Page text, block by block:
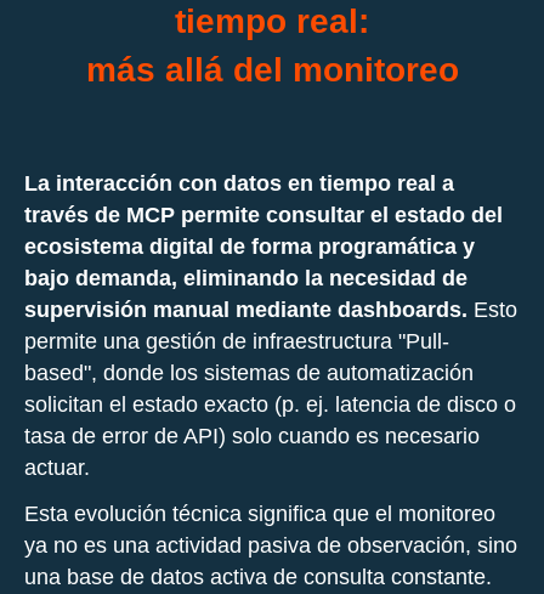
tiempo real:
más allá del monitoreo
La interacción con datos en tiempo real a
través de MCP permite consultar el estado del
ecosistema digital de forma programática y
bajo demanda, eliminando la necesidad de
supervisión manual mediante dashboards. Esto
permite una gestión de infraestructura "Pull-
based", donde los sistemas de automatización
solicitan el estado exacto (p. ej. latencia de disco o
tasa de error de API) solo cuando es necesario
actuar.
Esta evolución técnica significa que el monitoreo
ya no es una actividad pasiva de observación, sino
una base de datos activa de consulta constante.